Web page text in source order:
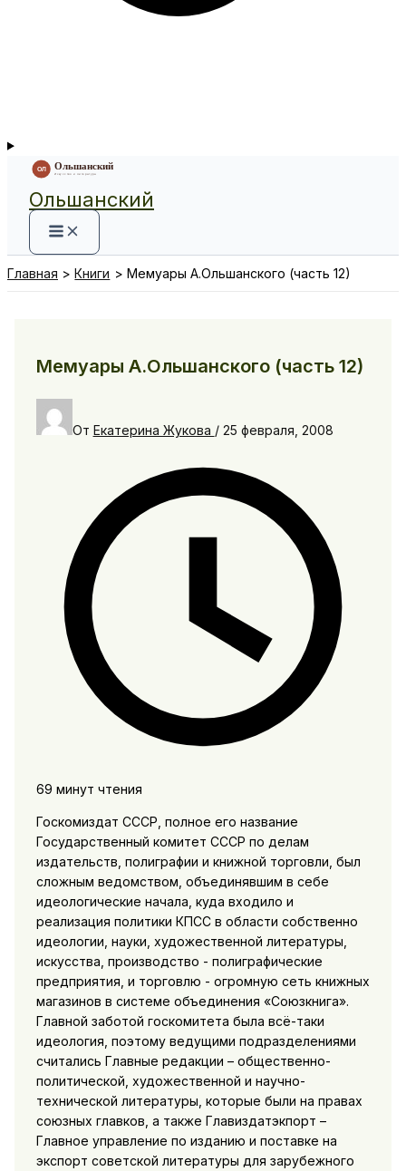
Ольшанский
Главная Книги Мемуары А.Ольшанского (часть 12)
Мемуары А.Ольшанского (часть 12)
От Екатерина Жукова / 25 февраля, 2008
69 минут чтения
Госкомиздат СССР, полное его название
Государственный комитет СССР по делам
издательств, полиграфии и книжной торговли, был
сложным ведомством, объединявшим в себе
идеологические начала, куда входило и
реализация политики КПСС в области собственно
идеологии, науки, художественной литературы,
искусства, производство - полиграфические
предприятия, и торговлю - огромную сеть книжных
магазинов в системе объединения «Союзкнига».
Главной заботой госкомитета была всё-таки
идеология, поэтому ведущими подразделениями
считались Главные редакции – общественно-
политической, художественной и научно-
технической литературы, которые были на правах
союзных главков, а также Главиздатэкпорт –
Главное управление по изданию и поставке на
экспорт советской литературы для зарубежного